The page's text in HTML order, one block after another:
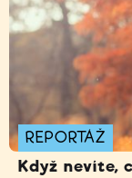
REPORTÁŽ
Když nevíte,